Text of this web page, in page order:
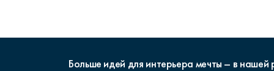
Больше идей для интерьера мечты – в нашей